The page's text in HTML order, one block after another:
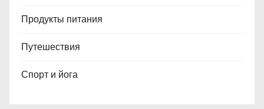
Продукты питания
Путешествия
Спорт и йога